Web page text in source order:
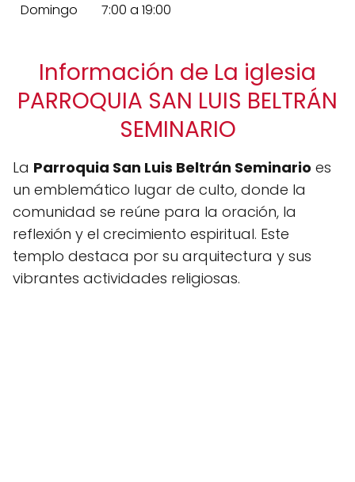
Domingo
7:00 a 19:00
Información de La iglesia
PARROQUIA SAN LUIS BELTRÁN
SEMINARIO
La Parroquia San Luis Beltrán Seminario es
un emblemático lugar de culto, donde la
comunidad se reúne para la oración, la
reflexión y el crecimiento espiritual. Este
templo destaca por su arquitectura y sus
vibrantes actividades religiosas.